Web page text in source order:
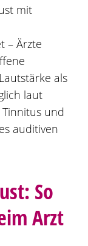
mit
– Ärzte
als
laut
und
auditiven
So
Arzt